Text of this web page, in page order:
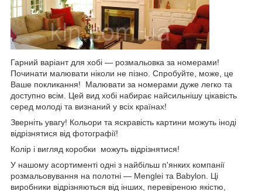
Гарний варіант для хобі — розмальовка за номерами!
Починати малювати ніколи не пізно. Спробуйте, може, це
Ваше покликання! Малювати за номерами дуже легко та
доступно всім. Цей вид хобі набирає найсильнішу цікавість
серед молоді та визнаний у всіх країнах!
Зверніть увагу! Кольори та яскравість картини можуть іноді
відрізнятися від фотографії!
Колір і вигляд коробки можуть відрізнятися!
У нашому асортименті одні з найбільш п'янких компанії
розмальовування на полотні — Menglei та Babylon. Ці
виробники відрізняються від інших, перевіреною якістю,